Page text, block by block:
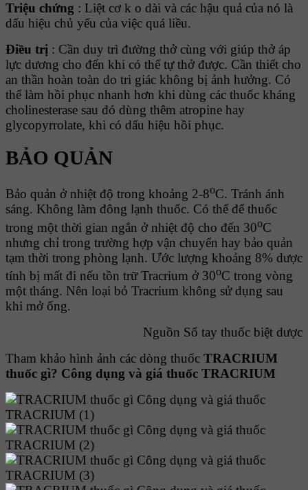
Triệu chứng : Liệt cơ k o dài và các hậu quả của nó là
dấu hiệu chủ yếu của việc quá liều.
Điều trị : Cần duy trì đường thở cùng với giúp thở áp
lực dương cho đến khi có thể tự thở được. Cần thiết cho
an thần hoàn toàn do tri giác không bị ảnh hưởng. Có
thể làm hồi phục nhanh hơn khi dùng các thuốc kháng
cholinesterase sau đó dùng thêm atropine hay
glycopyrrolate, khi có dấu hiệu hồi phục.
BẢO QUẢN
Bảo quản ở nhiệt độ trong khoảng 2-8oC. Tránh ánh
sáng. Không làm đông lạnh thuốc. Có thể để thuốc
trong một thời gian ngắn ở nhiệt độ cho đến 30oC
nhưng chỉ trong trường hợp vận chuyển hay bảo quản
tạm thời trong phòng lạnh. Ước lượng khoảng 8% dược
tính bị mất đi nếu tồn trữ Tracrium ở 30oC trong vòng
một tháng. Nên loại bỏ Tracrium không sử dụng sau
khi mở ống.
Nguồn Sổ tay thuốc biệt dược
Tham khảo hình ảnh các dòng thuốc TRACRIUM
thuốc gì? Công dụng và giá thuốc TRACRIUM